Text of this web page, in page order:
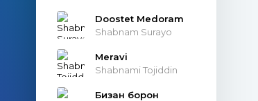
Doostet Medoram
Shabnam Surayo
Meravi
Shabnami Tojiddin
Бизан борон